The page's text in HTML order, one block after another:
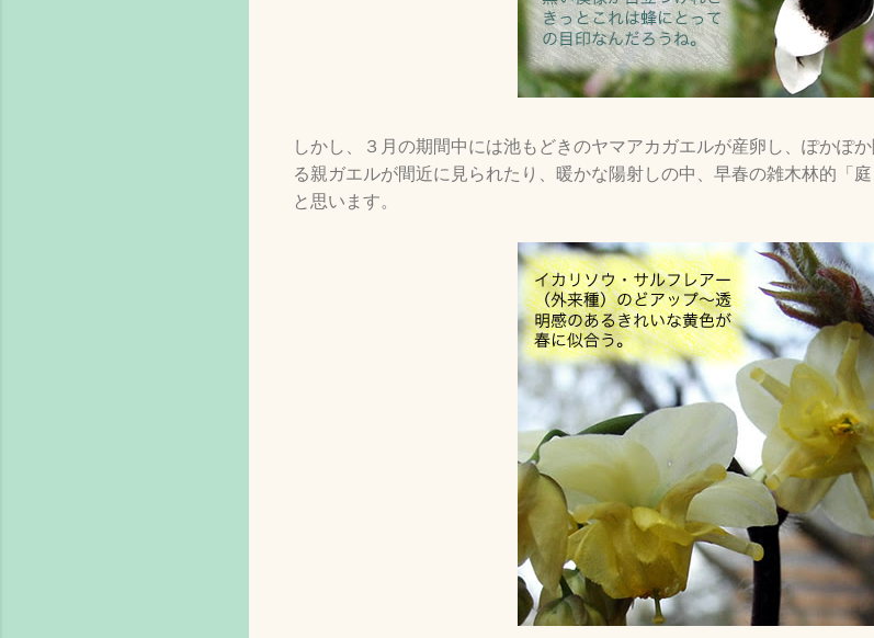
しかし、３月の期間中には池もどきのヤマアカガエルが産卵し、ぽかぽ
る親ガエルが間近に見られたり、暖かな陽射しの中、早春の雑木林的「
と思います。